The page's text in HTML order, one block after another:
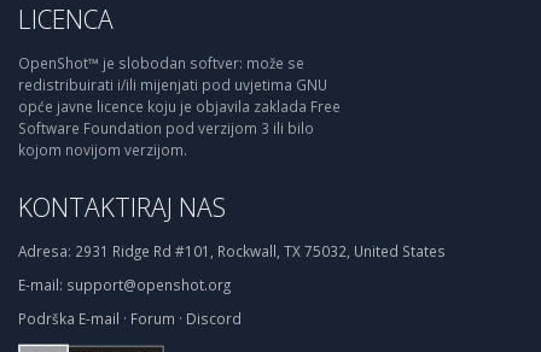
LICENCA
OpenShot™ je slobodan softver: može se
redistribuirati i/ili mijenjati pod uvjetima GNU
opće javne licence koju je objavila zaklada Free
Software Foundation pod verzijom 3 ili bilo
kojom novijom verzijom.
KONTAKTIRAJ NAS
Adresa: 2931 Ridge Rd #101, Rockwall, TX 75032, United States
E-mail: support@openshot.org
Podrška E-mail · Forum · Discord